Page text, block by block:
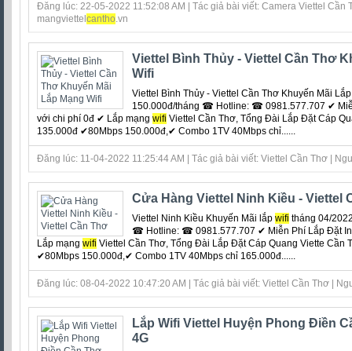
Đăng lúc: 22-05-2022 11:52:08 AM | Tác giả bài viết: Camera Viettel Cần
mangviettel cantho.vn
Viettel Bình Thủy - Viettel Cần Thơ
Wifi
Viettel Bình Thủy - Viettel Cần Thơ Khuyến Mãi
150.000đ/tháng ☎ Hotline: ☎ 0981.577.707 ✔
với chi phí 0đ ‎✔ Lắp mạng wifi Viettel Cần Thơ, Tổng Đài Lắp Đặt Cáp
135.000đ ✔80Mbps 150.000đ,✔ Combo 1TV 40Mbps chỉ......
Đăng lúc: 11-04-2022 11:25:44 AM | Tác giả bài viết: Viettel Cần Thơ |
Cửa Hàng Viettel Ninh Kiều - Viettel
Viettel Ninh Kiều Khuyến Mãi lắp wifi tháng 04/
☎ Hotline: ☎ 0981.577.707 ✔ Miễn Phí Lắp Đặt
Lắp mạng wifi Viettel Cần Thơ, Tổng Đài Lắp Đặt Cáp Quang Viette Cần
✔80Mbps 150.000đ,✔ Combo 1TV 40Mbps chỉ 165.000đ......
Đăng lúc: 08-04-2022 10:47:20 AM | Tác giả bài viết: Viettel Cần Thơ |
Lắp Wifi Viettel Huyện Phong Điền
4G